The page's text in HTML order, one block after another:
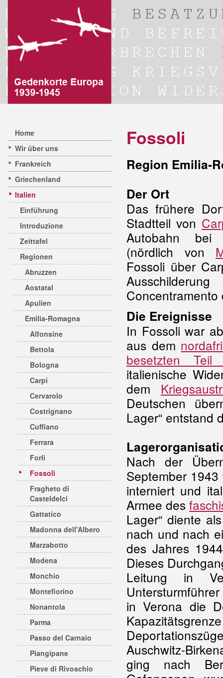
Home
Wir über uns
Frankreich
Griechenland
Italien
Einführung
Introduzione
Zeittafel
Regionen
Abruzzen
Aostatal
Apulien
Emilia-Romagna
Alfonsine
Bettola
Bologna
Carpi
Cervarolo
Costrignano
Cuffiano
Ferrara
Forli
Fossoli
Fragheto di
Casteldelci
Gattatico
Madonna dell'Albero
Marzabotto
Modena
Monchio
Montefiorino
Nonantola
Parma
Passo del Carnaio
Piangipane
Pieve di Rivoschio
Fossoli
Region Emilia-
Der Ort
Das frühere
Stadtteil von
Autobahn
(nördlich von
Fossoli über
Concentramento
Die Ereignisse
In Fossoli war
aus dem
besetzten Teil
italienische
dem
Deutschen
Lager“ entstand
Nach der
September 1943
interniert und
Armee des
Lager“ diente
nach und nach
des Jahres
Dieses
Leitung in
Untersturmführer
in Verona die
Auschwitz-
ging nach